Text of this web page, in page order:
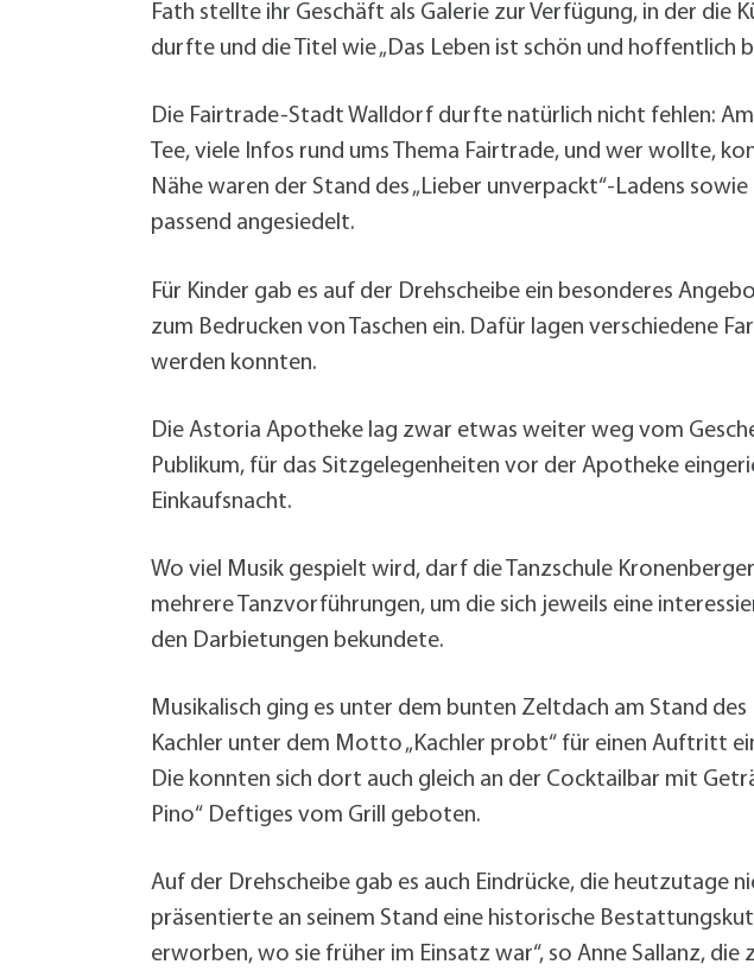
Fath stellte ihr Geschäft als Galerie zur Verfügung, in der die
durfte und die Titel wie „Das Leben ist schön und hoffentlich
Die Fairtrade-Stadt Walldorf durfte natürlich nicht fehlen:
Tee, viele Infos rund ums Thema Fairtrade, und wer wollte,
Nähe waren der Stand des „Lieber unverpackt“-Ladens
passend angesiedelt.
Für Kinder gab es auf der Drehscheibe ein besonderes
zum Bedrucken von Taschen ein. Dafür lagen verschiedene
werden konnten.
Die Astoria Apotheke lag zwar etwas weiter weg vom
Publikum, für das Sitzgelegenheiten vor der Apotheke
Einkaufsnacht.
Wo viel Musik gespielt wird, darf die Tanzschule
mehrere Tanzvorführungen, um die sich jeweils eine
den Darbietungen bekundete.
Musikalisch ging es unter dem bunten Zeltdach am Stand
Kachler unter dem Motto „Kachler probt“ für einen Auftritt
Die konnten sich dort auch gleich an der Cocktailbar mit
Pino“ Deftiges vom Grill geboten.
Auf der Drehscheibe gab es auch Eindrücke, die heutzutage
präsentierte an seinem Stand eine historische
erworben, wo sie früher im Einsatz war“, so Anne Sallanz,